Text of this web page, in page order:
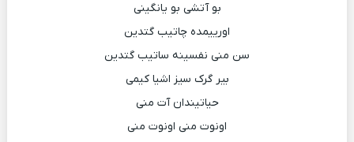
بو آتشی بو یانگینی
اورییمده چاتیب گتدین
سن منی نفسینه ساتیب گتدین
بیر گرک سیز اشیا کیمی
حیاتیندان آت منی
اونوت منی اونوت منی